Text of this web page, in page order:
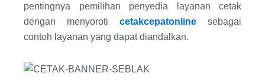
pentingnya pemilihan penyedia layanan cetak
dengan menyoroti cetakcepatonline
sebagai
contoh layanan yang dapat diandalkan.